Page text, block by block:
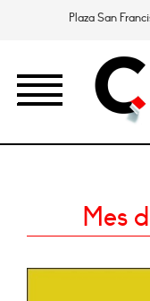
Plaza San
Mes